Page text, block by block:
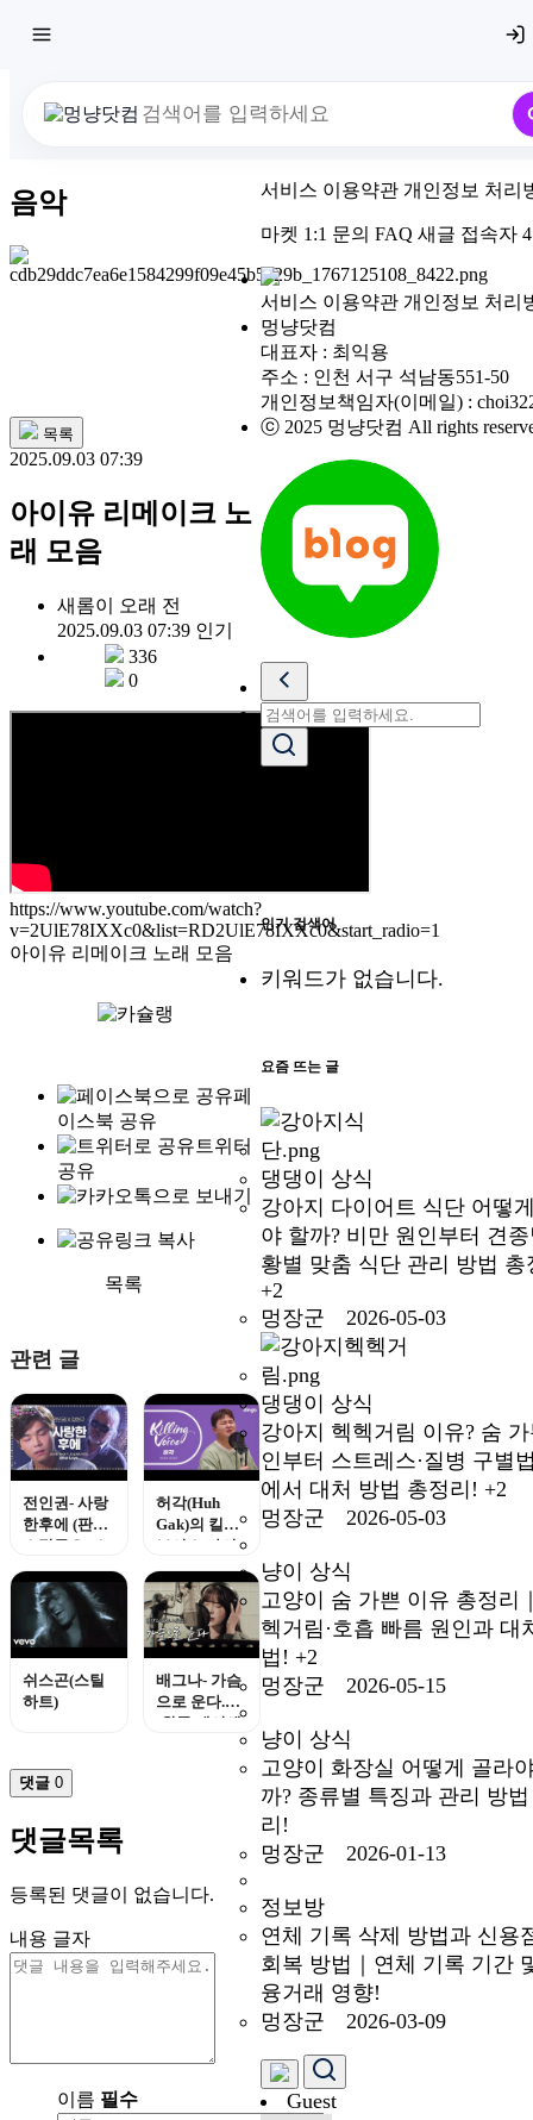
최근 검색어 전체삭제
음악
목록
2025.09.03 07:39
아이유 리메이크 노
래 모음
새롬이
오래 전
2025.09.03 07:39 인기
336
0
https://www.youtube.com/watch?
v=2UlE78IXXc0&list=RD2UlE78IXXc0&start_radio=1
아이유 리메이크 노래 모음
페
이스북 공유
트위터
공유
목록
관련 글
전인권- 사랑
한후에 (판타
스틱듀오) 소
허각(Huh
Gak)의 킬링
보이스 라이
브!- Hello, 나
를 사랑했던
사람아, 압구
정로데오..등
쉬스곤(스틸
하트)
배그나- 가슴
으로 운다.
(원곡 제이세
댓글 0
댓글목록
등록된 댓글이 없습니다.
내용 글자
이름 필수
서비스 이용약관 개인정보 처리
마켓 1:1 문의 FAQ 새글 접속자 4
서비스 이용약관 개인정보 처리
멍냥닷컴
대표자 : 최익용
주소 : 인천 서구 석남동551-50
개인정보책임자(이메일) :
ⓒ 2025 멍냥닷컴 All rights
인기 검색어
키워드가 없습니다.
요즘 뜨는 글
댕댕이 상식
강아지 다이어트 식단 어떻
야 할까? 비만 원인부터 견종
황별 맞춤 식단 관리 방법 총
+2
멍장군 2026-05-03
댕댕이 상식
강아지 헥헥거림 이유? 숨
인부터 스트레스·질병 구별
에서 대처 방법 총정리! +2
멍장군 2026-05-03
냥이 상식
고양이 숨 가쁜 이유 총정리
헥거림·호흡 빠름 원인과 대
법! +2
멍장군 2026-05-15
냥이 상식
고양이 화장실 어떻게 골라
까? 종류별 특징과 관리 방
리!
멍장군 2026-01-13
정보방
연체 기록 삭제 방법과 신용
회복 방법｜연체 기록 기간
융거래 영향!
멍장군 2026-03-09
Guest